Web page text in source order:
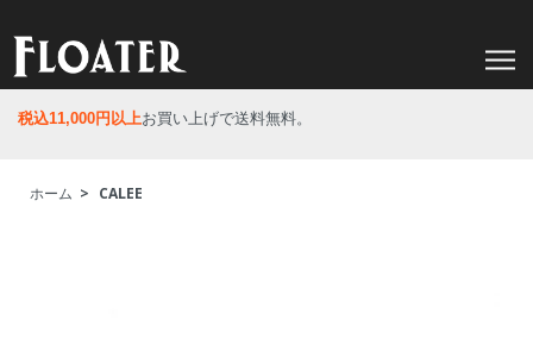
税込11,000円以上お買い上げで送料無料。
ホーム > CALEE